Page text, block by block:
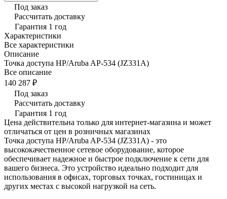
Под заказ
Рассчитать доставку
Гарантия 1 год
Характеристики
Все характеристики
Описание
Точка доступа HP/Aruba AP-534 (JZ331A)
Все описание
140 287 ₽
Под заказ
Рассчитать доставку
Гарантия 1 год
Цена действительна только для интернет-магазина и может
отличаться от цен в розничных магазинах
Точка доступа HP/Aruba AP-534 (JZ331A) - это
высококачественное сетевое оборудование, которое
обеспечивает надежное и быстрое подключение к сети для
вашего бизнеса. Это устройство идеально подходит для
использования в офисах, торговых точках, гостиницах и
других местах с высокой нагрузкой на сеть.